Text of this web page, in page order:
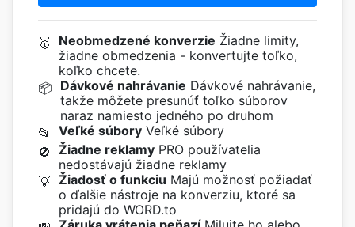
🥇 Neobmedzené konverzie Žiadne limity,
žiadne obmedzenia - konvertujte toľko,
koľko chcete.
📦 Dávkové nahrávanie Dávkové nahrávanie,
takže môžete presunúť toľko súborov
naraz namiesto jedného po druhom
📂
Veľké súbory Veľké súbory
🚫 Žiadne reklamy PRO používatelia
nedostávajú žiadne reklamy
💡 Žiadosť o funkciu Majú možnosť požiadať
o ďalšie nástroje na konverziu, ktoré sa
pridajú do WORD.to